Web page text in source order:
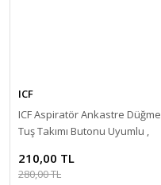
ICF
ICF Aspiratör Ankastre Düğme
Tuş Takımı Butonu Uyumlu ,
210,00 TL
280,00 TL